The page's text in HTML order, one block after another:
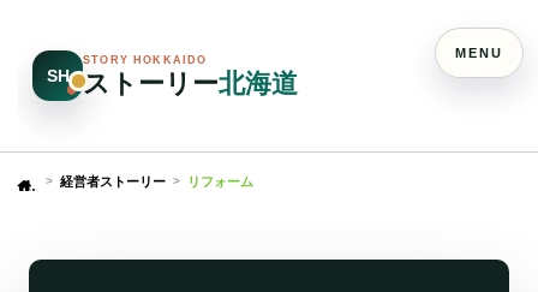
SH
STORY HOKKAIDO
ストーリー北海道
Home 経営者ストーリー リフォーム
MENU